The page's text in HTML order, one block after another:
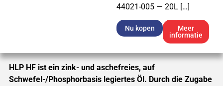
44021-005 — 20L […]
Nu kopen
Meer
informatie
HLP HF ist ein zink- und aschefreies, auf
Schwefel-/Phosphorbasis legiertes Öl. Durch die Zugabe